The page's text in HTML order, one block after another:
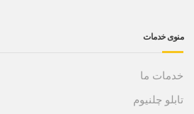
منوی خدمات
خدمات ما
تابلو چلنیوم